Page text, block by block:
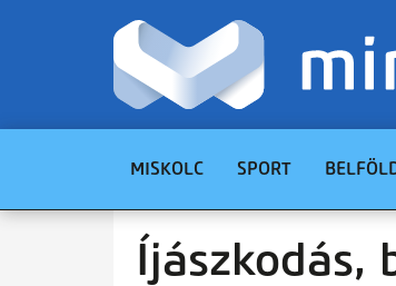
MISKOLC SPORT
Íjászkodás,